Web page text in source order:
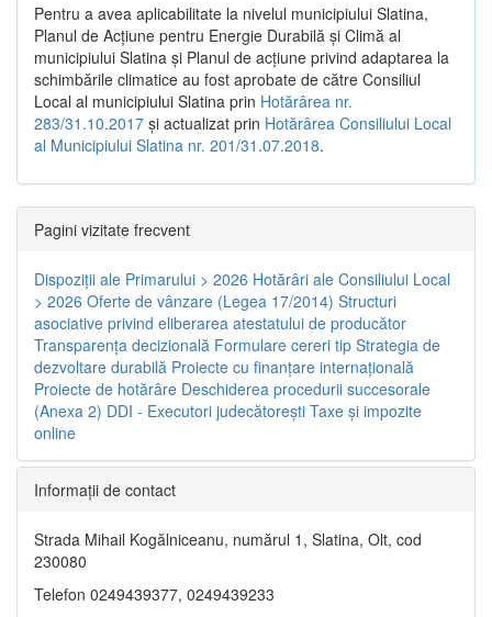
Pentru a avea aplicabilitate la nivelul municipiului Slatina,
Planul de Acţiune pentru Energie Durabilă şi Climă al
municipiului Slatina şi Planul de acţiune privind adaptarea la
schimbările climatice au fost aprobate de către Consiliul
Local al municipiului Slatina prin Hotărârea nr.
283/31.10.2017 și actualizat prin Hotărârea Consiliului Local
al Municipiului Slatina nr. 201/31.07.2018.
Pagini vizitate frecvent
Dispoziţii ale Primarului > 2026 Hotărâri ale Consiliului Local
> 2026 Oferte de vânzare (Legea 17/2014) Structuri
asociative privind eliberarea atestatului de producător
Transparenţa decizională Formulare cereri tip Strategia de
dezvoltare durabilă Proiecte cu finanţare internaţională
Proiecte de hotărâre Deschiderea procedurii succesorale
(Anexa 2) DDI - Executori judecătorești Taxe şi impozite
online
Informaţii de contact
Strada Mihail Kogălniceanu, numărul 1, Slatina, Olt, cod
230080
Telefon 0249439377, 0249439233